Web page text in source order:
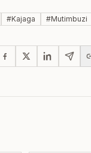
#Kajaga #Mutimbuzi